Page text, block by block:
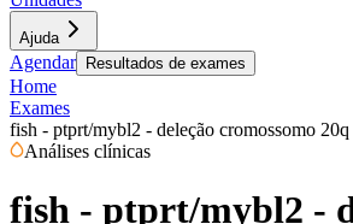
Ajuda
Agendar Resultados de exames
Home
Exames
fish - ptprt/mybl2 - deleção cromossomo 20q
Análises clínicas
fish - ptprt/mybl2 -